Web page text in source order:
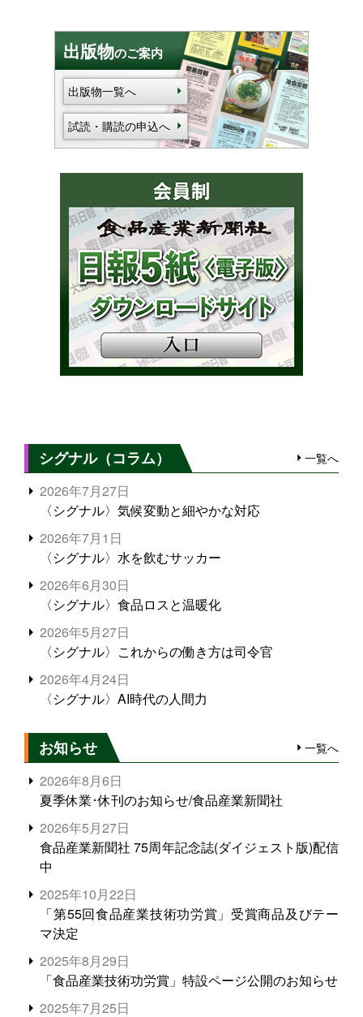
出版物のご案内
出版物一覧へ
試読・購読の申込へ
シグナル（コラム） 一覧へ
2026年7月27日
〈シグナル〉気候変動と細やかな対応
2026年7月1日
〈シグナル〉水を飲むサッカー
2026年6月30日
〈シグナル〉食品ロスと温暖化
2026年5月27日
〈シグナル〉これからの働き方は司令官
2026年4月24日
〈シグナル〉AI時代の人間力
お知らせ 一覧へ
2026年8月6日
夏季休業･休刊のお知らせ/食品産業新聞社
2026年5月27日
食品産業新聞社 75周年記念誌(ダイジェスト版)配信
中
2025年10月22日
「第55回食品産業技術功労賞」受賞商品及びテー
マ決定
2025年8月29日
「食品産業技術功労賞」特設ページ公開のお知らせ
2025年7月25日